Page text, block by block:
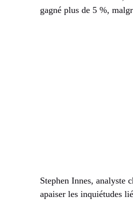
gagné plus de 5 %,
Stephen Innes, analyste
apaiser les inquiétudes